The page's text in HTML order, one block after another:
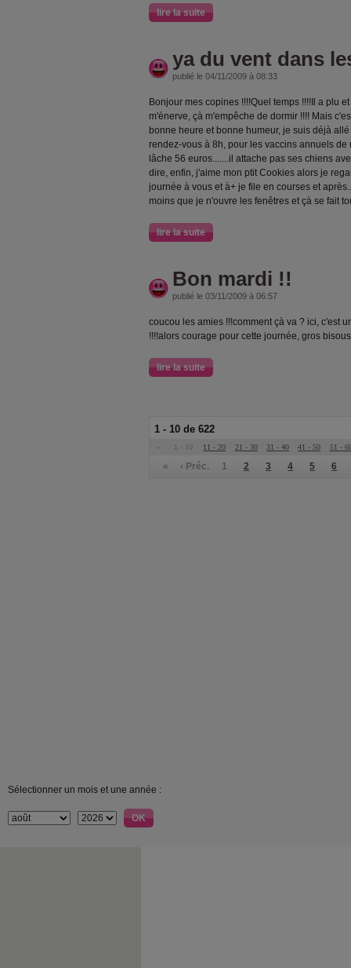
lire la suite
ya du vent dans
publié le 04/11/2009 à 08:33
Bonjour mes copines !!!!Quel temps !!!!Il a plu
m'énerve, çà m'empêche de dormir !!!! Mais
bonne heure et bonne humeur, je suis déjà
rendez-vous à 8h, pour les vaccins annuels de
lâche 56 euros.......il attache pas ses chiens
dire, enfin, j'aime mon ptit Cookies alors je
journée à vous et à+ je file en courses et
moins que je n'ouvre les fenêtres et çà se fait
lire la suite
Bon mardi !!
publié le 03/11/2009 à 06:57
coucou les amies !!!comment çà va ? ici, c'est
!!!!alors courage pour cette journée, gros
lire la suite
1 - 10 de 622
« 1 - 10 11 - 20 21 - 30 31 - 40 41 - 50 51 -
« ‹ Préc. 1 2 3 4 5 6
Sélectionner un mois et une année :